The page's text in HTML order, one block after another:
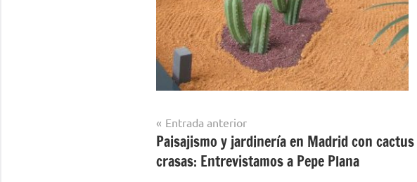
Navegación
de
entradas
Entrada anterior
Paisajismo y jardinería en Madrid con
crasas: Entrevistamos a Pepe Plana